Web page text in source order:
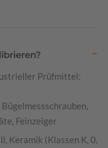
Prüfmittel:
Feinzeiger
Keramik (Klassen K, 0,